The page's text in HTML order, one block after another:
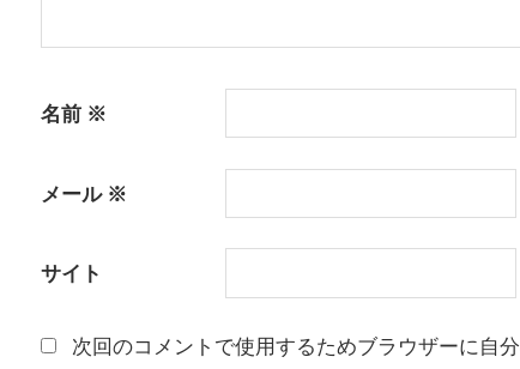
名前 ※
メール ※
サイト
次回のコメントで使用するためブラウザーに自